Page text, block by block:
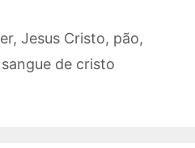
, Jesus Cristo, pão,
sangue de cristo